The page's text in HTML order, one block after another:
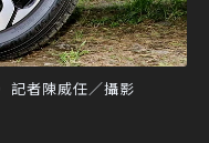
記者陳威任／攝影